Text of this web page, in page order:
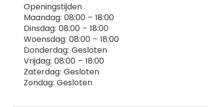
Openingstijden
Maandag: 08:00 – 18:00
Dinsdag: 08:00 – 18:00
Woensdag: 08:00 – 18:00
Donderdag: Gesloten
Vrijdag: 08:00 – 18:00
Zaterdag: Gesloten
Zondag: Gesloten